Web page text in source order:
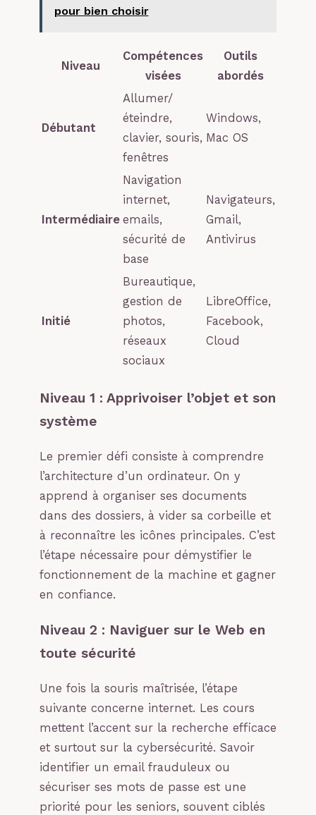
pour bien choisir
Niveau
Compétences
visées
Outils
abordés
Débutant
Allumer/
éteindre,
clavier, souris,
fenêtres
Windows,
Mac OS
Intermédiaire
Navigation
internet,
emails,
sécurité de
base
Navigateurs,
Gmail,
Antivirus
Initié
Bureautique,
gestion de
photos,
réseaux
sociaux
LibreOffice,
Facebook,
Cloud
Niveau 1 : Apprivoiser l’objet et son
système
Le premier défi consiste à comprendre
l’architecture d’un ordinateur. On y
apprend à organiser ses documents
dans des dossiers, à vider sa corbeille et
à reconnaître les icônes principales. C’est
l’étape nécessaire pour démystifier le
fonctionnement de la machine et gagner
en confiance.
Niveau 2 : Naviguer sur le Web en
toute sécurité
Une fois la souris maîtrisée, l’étape
suivante concerne internet. Les cours
mettent l’accent sur la recherche efficace
et surtout sur la cybersécurité. Savoir
identifier un email frauduleux ou
sécuriser ses mots de passe est une
priorité pour les seniors, souvent ciblés